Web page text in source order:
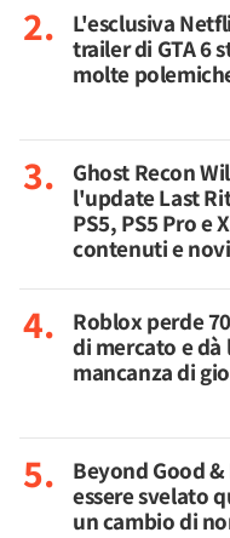
L'esclusiva
trailer di GTA 6
molte
Ghost Recon
l'update Last
PS5, PS5 Pro e
contenuti e
Roblox perde
di mercato e dà
mancanza di
Beyond Good
essere svelato
un cambio di